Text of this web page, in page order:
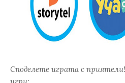
Споделете играта с